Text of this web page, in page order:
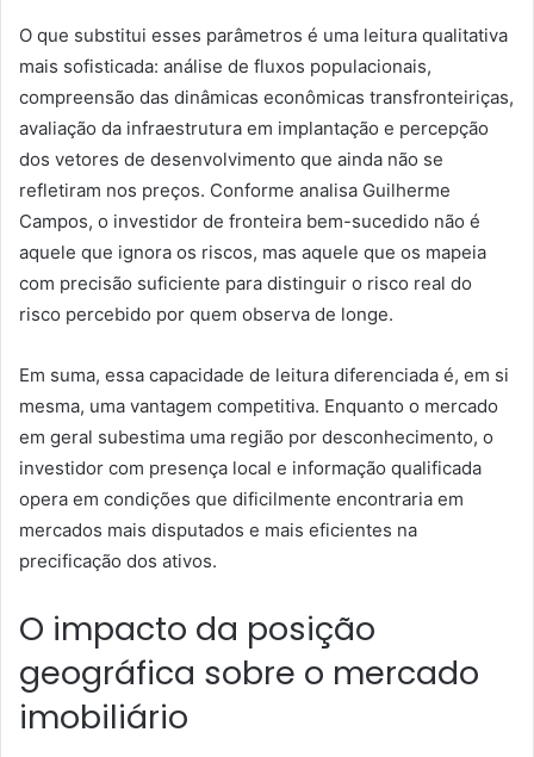
O que substitui esses parâmetros é uma leitura qualitativa
mais sofisticada: análise de fluxos populacionais,
compreensão das dinâmicas econômicas transfronteiriças,
avaliação da infraestrutura em implantação e percepção
dos vetores de desenvolvimento que ainda não se
refletiram nos preços. Conforme analisa Guilherme
Campos, o investidor de fronteira bem-sucedido não é
aquele que ignora os riscos, mas aquele que os mapeia
com precisão suficiente para distinguir o risco real do
risco percebido por quem observa de longe.
Em suma, essa capacidade de leitura diferenciada é, em si
mesma, uma vantagem competitiva. Enquanto o mercado
em geral subestima uma região por desconhecimento, o
investidor com presença local e informação qualificada
opera em condições que dificilmente encontraria em
mercados mais disputados e mais eficientes na
precificação dos ativos.
O impacto da posição
geográfica sobre o mercado
imobiliário